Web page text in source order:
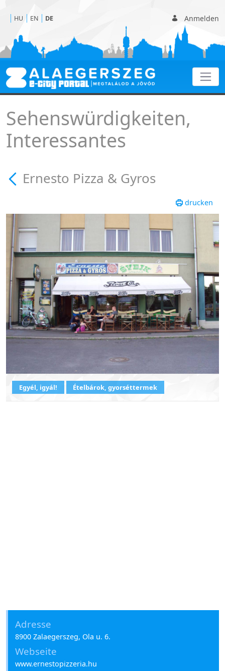
Anmelden
HU EN DE
Ernesto Pizza & Gyros
Sehenswürdigkeiten,
Interessantes
Ernesto Pizza & Gyros
drucken
Egyél, igyál! Ételbárok, gyorséttermek
Adresse
8900 Zalaegerszeg, Ola u. 6.
Webseite
www.ernestopizzeria.hu